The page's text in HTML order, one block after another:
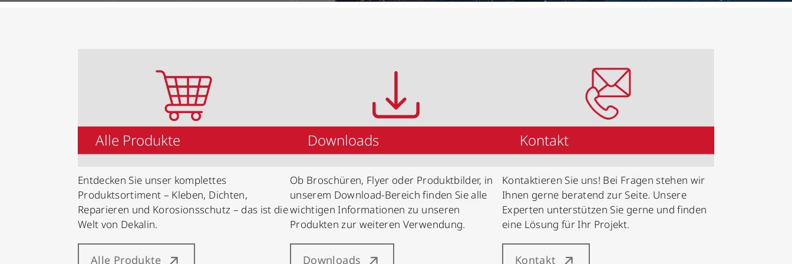
Alle Produkte
Entdecken Sie unser komplettes
Produktsortiment – Kleben, Dichten,
Reparieren und Korosionsschutz – das ist die
Welt von Dekalin.
Alle Produkte
Downloads
Ob Broschüren, Flyer oder Produktbilder, in
unserem Download-Bereich finden Sie alle
wichtigen Informationen zu unseren
Produkten zur weiteren Verwendung.
Downloads
Kontakt
Kontaktieren Sie uns! Bei Fragen stehen wir
Ihnen gerne beratend zur Seite. Unsere
Experten unterstützen Sie gerne und finden
eine Lösung für Ihr Projekt.
Kontakt